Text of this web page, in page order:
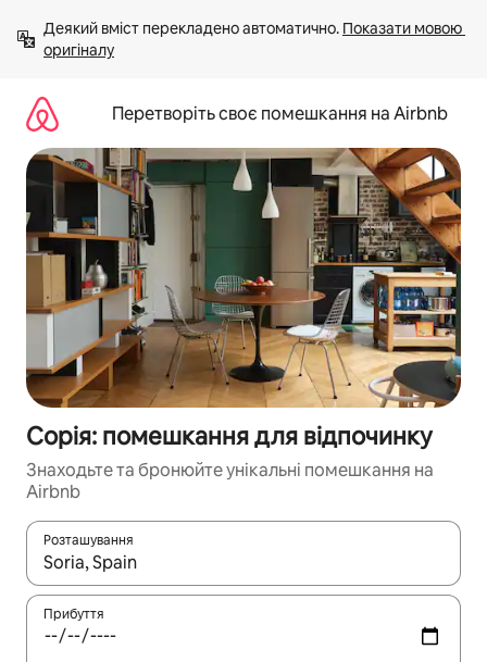
вмісту
Деякий вміст перекладено автоматично. Показати мовою
оригіналу
Перетворіть своє помешкання на Airbnb
Сорія: помешкання для відпочинку
Знаходьте та бронюйте унікальні помешкання на
Airbnb
Розташування
Отримавши результати пошуку, використовуйте для
Прибуття